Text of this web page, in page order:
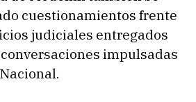
cuestionamientos frente
judiciales entregados
impulsadas